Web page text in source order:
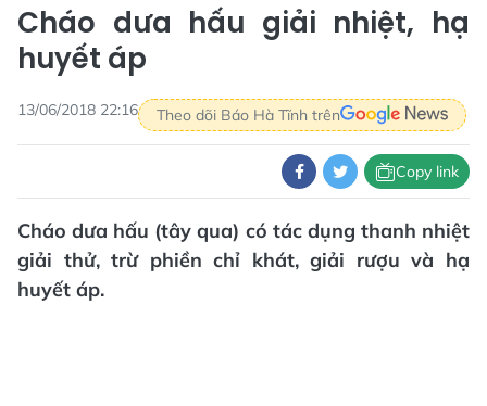
Cháo dưa hấu giải nhiệt, hạ
huyết áp
13/06/2018 22:16 Theo dõi Báo Hà Tĩnh trên
Copy link
Cháo dưa hấu (tây qua) có tác dụng thanh nhiệt
giải thử, trừ phiền chỉ khát, giải rượu và hạ
huyết áp.